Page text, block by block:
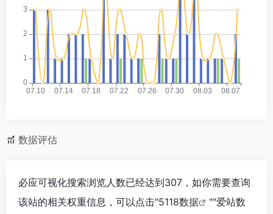
数据评估
必应可视化搜索浏览人数已经达到307，如你需要查询
该站的相关权重信息，可以点击"5118数据 ""爱站数